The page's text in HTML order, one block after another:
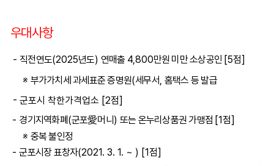
우대사항
- 직전연도(2025년도) 연매출 4,800만원 미만 소상공인 [5점]
※ 부가가치세 과세표준 증명원(세무서, 홈택스 등 발급
-군포시 착한가격업소 [2점]
- 경기지역화폐 (군포愛머니 ) 또는 온누리상품권 가맹점 [1점]
※ 중복 불인정
-군포시장 표창자(2021. 3. 1. ~ ) [1점]